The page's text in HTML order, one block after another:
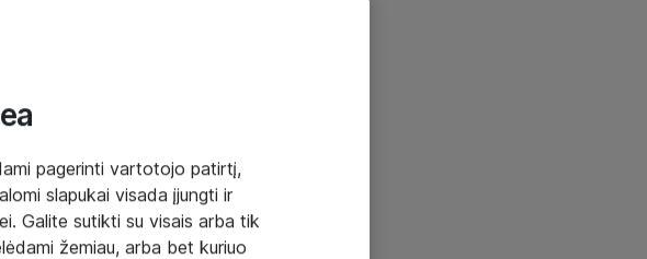
pagerinti vartotojo patirtį,
slapukai visada įjungti ir
Galite sutikti su visais arba tik
žemiau, arba bet kuriuo